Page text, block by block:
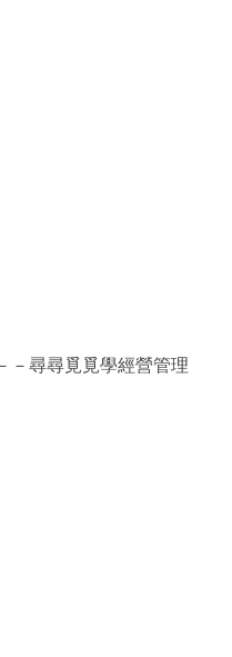
－尋尋覓覓學經營管理